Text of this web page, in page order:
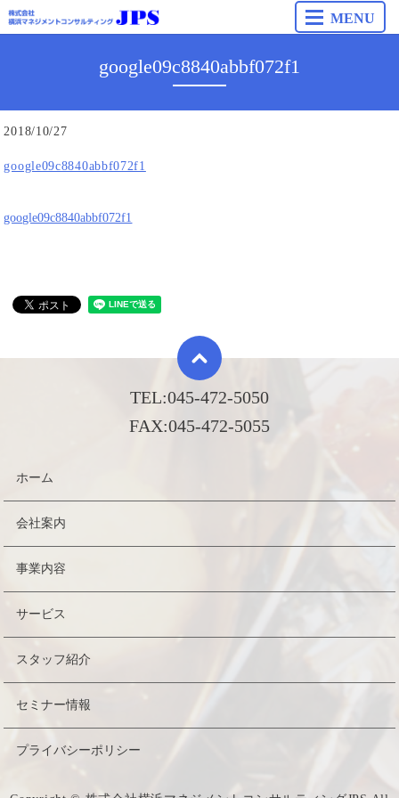
MENU
google09c8840abbf072f1
2018/10/27
google09c8840abbf072f1
google09c8840abbf072f1
TEL:045-472-5050
FAX:045-472-5055
ホーム
会社案内
事業内容
サービス
スタッフ紹介
セミナー情報
プライバシーポリシー